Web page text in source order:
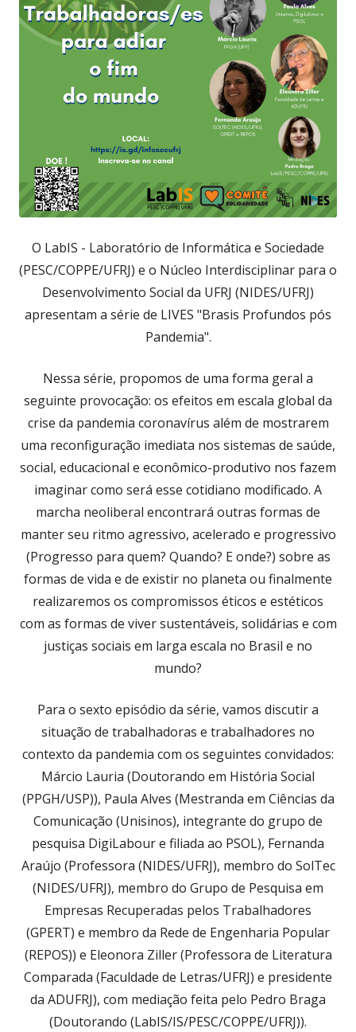
O LabIS - Laboratório de Informática e Sociedade
(PESC/COPPE/UFRJ) e o Núcleo Interdisciplinar para o
Desenvolvimento Social da UFRJ (NIDES/UFRJ)
apresentam a série de LIVES "Brasis Profundos pós
Pandemia".
Nessa série, propomos de uma forma geral a
seguinte provocação: os efeitos em escala global da
crise da pandemia coronavírus além de mostrarem
uma reconfiguração imediata nos sistemas de saúde,
social, educacional e econômico-produtivo nos fazem
imaginar como será esse cotidiano modificado. A
marcha neoliberal encontrará outras formas de
manter seu ritmo agressivo, acelerado e progressivo
(Progresso para quem? Quando? E onde?) sobre as
formas de vida e de existir no planeta ou finalmente
realizaremos os compromissos éticos e estéticos
com as formas de viver sustentáveis, solidárias e com
justiças sociais em larga escala no Brasil e no
mundo?
Para o sexto episódio da série, vamos discutir a
situação de trabalhadoras e trabalhadores no
contexto da pandemia com os seguintes convidados:
Márcio Lauria (Doutorando em História Social
(PPGH/USP)), Paula Alves (Mestranda em Ciências da
Comunicação (Unisinos), integrante do grupo de
pesquisa DigiLabour e filiada ao PSOL), Fernanda
Araújo (Professora (NIDES/UFRJ), membro do SolTec
(NIDES/UFRJ), membro do Grupo de Pesquisa em
Empresas Recuperadas pelos Trabalhadores
(GPERT) e membro da Rede de Engenharia Popular
(REPOS)) e Eleonora Ziller (Professora de Literatura
Comparada (Faculdade de Letras/UFRJ) e presidente
da ADUFRJ), com mediação feita pelo Pedro Braga
(Doutorando (LabIS/IS/PESC/COPPE/UFRJ)).